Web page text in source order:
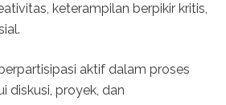
keterampilan berpikir kritis,
aktif dalam proses
diskusi, proyek, dan